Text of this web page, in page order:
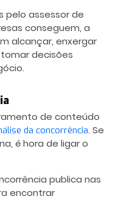
pelo assessor de
conseguem, a
alcançar, enxergar
decisões
de conteúdo
da concorrência. Se
é hora de ligar o
publica nas
encontrar